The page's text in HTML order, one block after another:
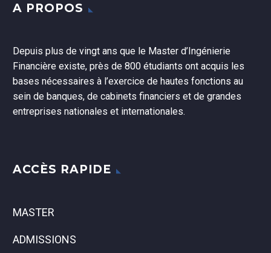
A PROPOS
Depuis plus de vingt ans que le Master d’Ingénierie
Financière existe, près de 800 étudiants ont acquis les
bases nécessaires à l’exercice de hautes fonctions au
sein de banques, de cabinets financiers et de grandes
entreprises nationales et internationales.
ACCÈS RAPIDE
MASTER
ADMISSIONS